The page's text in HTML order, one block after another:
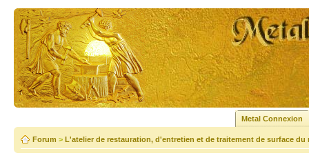
Metal Connexion
Forum > L'atelier de restauration, d'entretien et de traitement de surface du